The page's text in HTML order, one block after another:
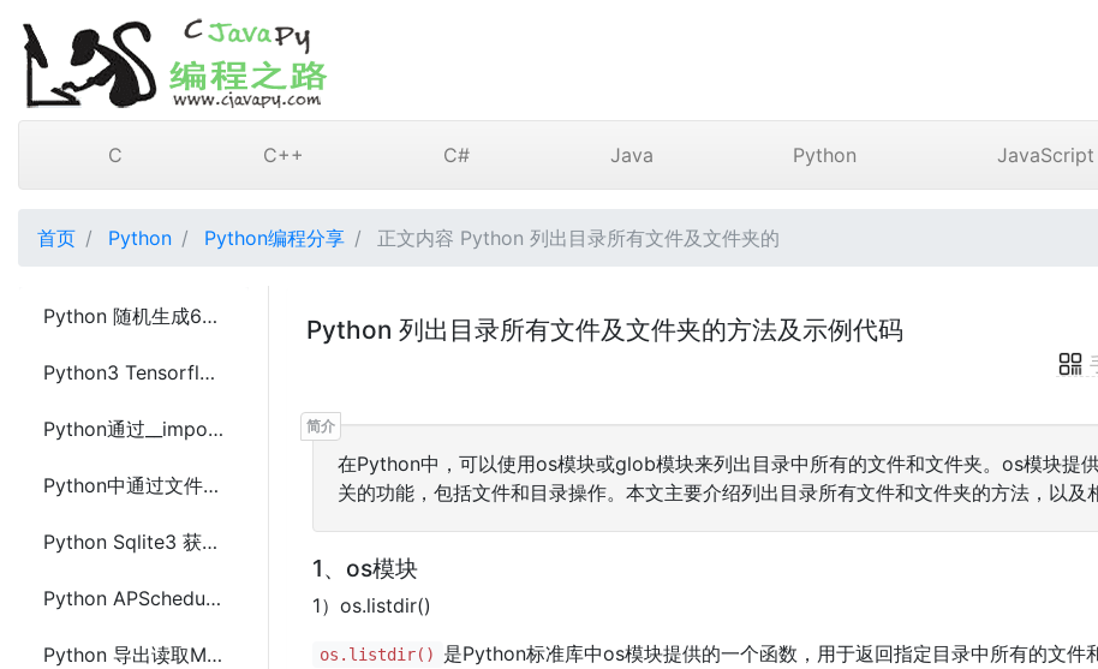
C C++ C# Java Python JavaScript
首页 Python Python编程分享 正文内容 Python 列出目录所有文件及文件夹的
Python 随机生成6位验证码
Python3 Tensorflow 1.7保存和还原模型(save or restore model)
Python通过__import__导入模块(import module)
Python中通过文件将数据导入sqlite3
Python Sqlite3 获取insert插入的主键id lastrowid
Python APScheduler apscheduler.triggers.cron使用cron表达式
Python 导出读取MongoDB数据到Pandas分析
Python 列出目录所有文件及文件夹的方法及示例代码
在Python中，可以使用os模块或glob模块来列出目录中所有的文件和文件夹。os模块提
关的功能，包括文件和目录操作。本文主要介绍列出目录所有文件和文件夹的方法，以及
1、os模块
1）os.listdir()
os.listdir()
是Python标准库中os模块提供的一个函数，用于返回指定目录中所有的文件